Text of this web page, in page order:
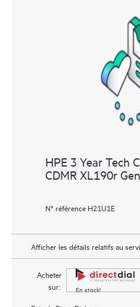
HPE 3 Year Tech
CDMR XL190r
N° référence H21U1E
Afficher les détails relatifs au
Acheter
sur:
En stock!